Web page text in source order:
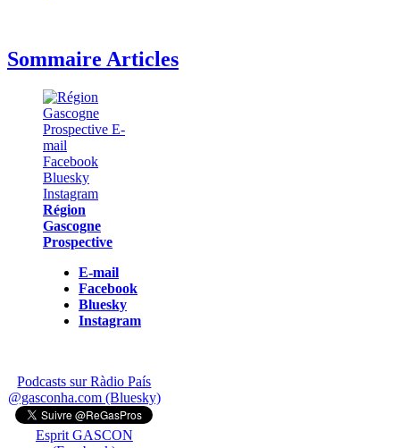
Sommaire Articles
Région
Gascogne
Prospective
E-mail
Facebook
Bluesky
Instagram
Podcasts sur Ràdio País
@gasconha.com (Bluesky)
Esprit GASCON